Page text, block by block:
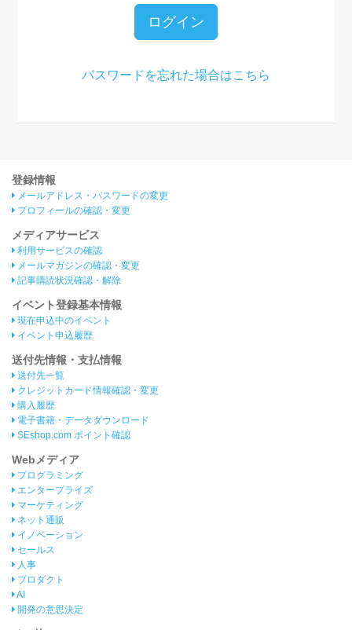
ログイン
パスワードを忘れた場合はこちら
登録情報
メールアドレス・パスワードの変更
プロフィールの確認・変更
メディアサービス
利用サービスの確認
メールマガジンの確認・変更
記事購読状況確認・解除
イベント登録基本情報
現在申込中のイベント
イベント申込履歴
送付先情報・支払情報
送付先一覧
クレジットカード情報確認・変更
購入履歴
電子書籍・データダウンロード
SEshop.com ポイント確認
Webメディア
プログラミング
エンタープライズ
マーケティング
ネット通販
イノベーション
セールス
人事
プロダクト
AI
開発の意思決定